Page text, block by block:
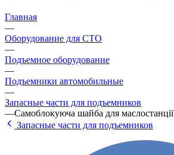
Главная
—
Оборудование для СТО
—
Подъемное оборудование
—
Подъемники автомобильные
—
Запасные части для подъемников
—Самоблокуюча шайба для маслостанції
Запасные части для подъемников